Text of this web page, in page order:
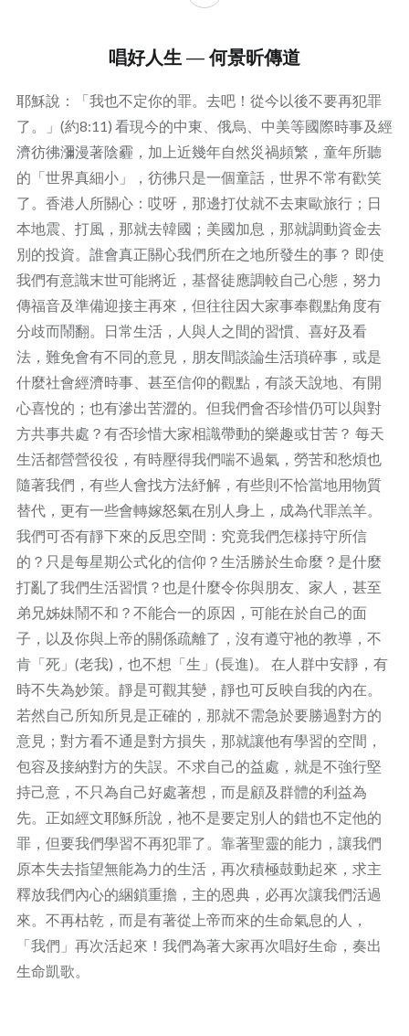
唱好人生 — 何景昕傳道
耶穌說：「我也不定你的罪。去吧！從今以後不要再犯罪
了。」(約8:11) 看現今的中東、俄烏、中美等國際時事及經
濟彷彿瀰漫著陰霾，加上近幾年自然災禍頻繁，童年所聽
的「世界真細小」，彷彿只是一個童話，世界不常有歡笑
了。香港人所關心：哎呀，那邊打仗就不去東歐旅行；日
本地震、打風，那就去韓國；美國加息，那就調動資金去
別的投資。誰會真正關心我們所在之地所發生的事？ 即使
我們有意識末世可能將近，基督徒應調較自己心態，努力
傳福音及準備迎接主再來，但往往因大家事奉觀點角度有
分歧而鬧翻。日常生活，人與人之間的習慣、喜好及看
法，難免會有不同的意見，朋友間談論生活瑣碎事，或是
什麼社會經濟時事、甚至信仰的觀點，有談天說地、有開
心喜悅的；也有滲出苦澀的。但我們會否珍惜仍可以與對
方共事共處？有否珍惜大家相識帶動的樂趣或甘苦？ 每天
生活都營營役役，有時壓得我們喘不過氣，勞苦和愁煩也
隨著我們，有些人會找方法紓解，有些則不恰當地用物質
替代，更有一些會轉嫁怒氣在別人身上，成為代罪羔羊。
我們可否有靜下來的反思空間：究竟我們怎樣持守所信
的？只是每星期公式化的信仰？生活勝於生命麼？是什麼
打亂了我們生活習慣？也是什麼令你與朋友、家人，甚至
弟兄姊妹鬧不和？不能合一的原因，可能在於自己的面
子，以及你與上帝的關係疏離了，沒有遵守祂的教導，不
肯「死」(老我)，也不想「生」(長進)。 在人群中安靜，有
時不失為妙策。靜是可觀其變，靜也可反映自我的內在。
若然自己所知所見是正確的，那就不需急於要勝過對方的
意見；對方看不通是對方損失，那就讓他有學習的空間，
包容及接納對方的失誤。不求自己的益處，就是不強行堅
持己意，不只為自己好處著想，而是顧及群體的利益為
先。正如經文耶穌所說，祂不是要定別人的錯也不定他的
罪，但要我們學習不再犯罪了。靠著聖靈的能力，讓我們
原本失去指望無能為力的生活，再次積極鼓動起來，求主
釋放我們內心的綑鎖重擔，主的恩典，必再次讓我們活過
來。不再枯乾，而是有著從上帝而來的生命氣息的人，
「我們」再次活起來！我們為著大家再次唱好生命，奏出
生命凱歌。